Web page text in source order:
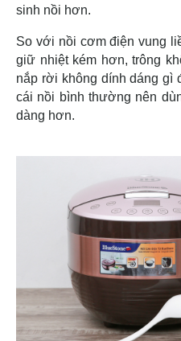
sinh nồi hơn.
So với nồi cơm điện vung
giữ nhiệt kém hơn, trông
nắp rời không dính dáng gì
cái nồi bình thường nên
dàng hơn.